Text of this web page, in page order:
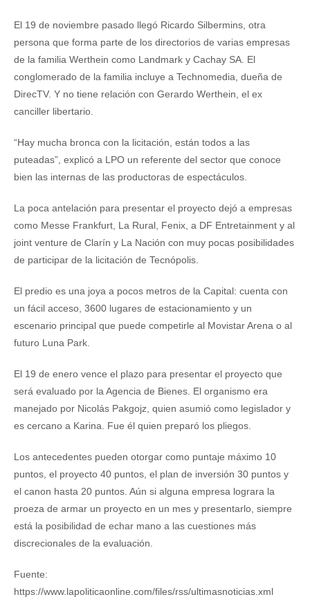
El 19 de noviembre pasado llegó Ricardo Silbermins, otra
persona que forma parte de los directorios de varias empresas
de la familia Werthein como Landmark y Cachay SA. El
conglomerado de la familia incluye a Technomedia, dueña de
DirecTV. Y no tiene relación con Gerardo Werthein, el ex
canciller libertario.
“Hay mucha bronca con la licitación, están todos a las
puteadas”, explicó a LPO un referente del sector que conoce
bien las internas de las productoras de espectáculos.
La poca antelación para presentar el proyecto dejó a empresas
como Messe Frankfurt, La Rural, Fenix, a DF Entretainment y al
joint venture de Clarín y La Nación con muy pocas posibilidades
de participar de la licitación de Tecnópolis.
El predio es una joya a pocos metros de la Capital: cuenta con
un fácil acceso, 3600 lugares de estacionamiento y un
escenario principal que puede competirle al Movistar Arena o al
futuro Luna Park.
El 19 de enero vence el plazo para presentar el proyecto que
será evaluado por la Agencia de Bienes. El organismo era
manejado por Nicolás Pakgojz, quien asumió como legislador y
es cercano a Karina. Fue él quien preparó los pliegos.
Los antecedentes pueden otorgar como puntaje máximo 10
puntos, el proyecto 40 puntos, el plan de inversión 30 puntos y
el canon hasta 20 puntos. Aún si alguna empresa lograra la
proeza de armar un proyecto en un mes y presentarlo, siempre
está la posibilidad de echar mano a las cuestiones más
discrecionales de la evaluación.
Fuente:
https://www.lapoliticaonline.com/files/rss/ultimasnoticias.xml